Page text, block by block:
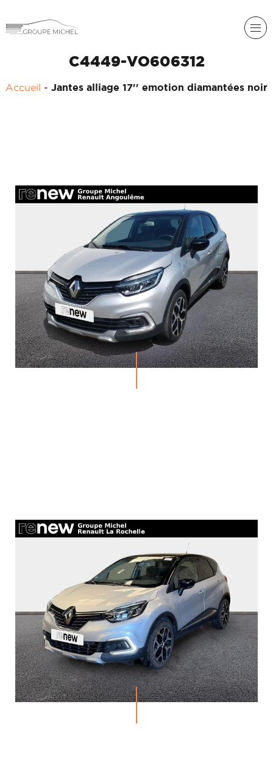
RENAULT
MICROCAR
PROFESSIONAL
ACADÉMIE
ACTUALITÉS
C4449-VO606312
Accueil - Jantes alliage 17'' emotion diamantées noir